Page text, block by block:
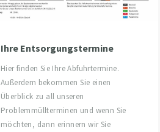
Ihre Entsorgungstermine
Hier finden Sie Ihre Abfuhrtermine.
Außerdem bekommen Sie einen
Überblick zu all unseren
Problemmüllterminen und wenn Sie
möchten, dann erinnern wir Sie